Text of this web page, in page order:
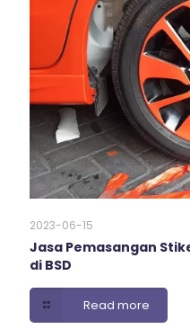
2023-06-15
Jasa Pemasangan
di BSD
Read more